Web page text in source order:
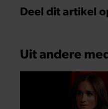
Deel dit artikel
Uit andere